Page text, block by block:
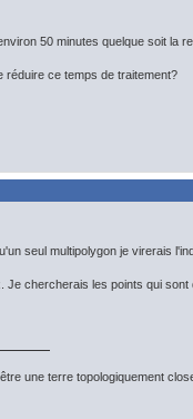
50 minutes quelque soit la
réduire ce temps de traitement?
seul multipolygon je virerais
Je chercherais les points qui
une terre topologiquement